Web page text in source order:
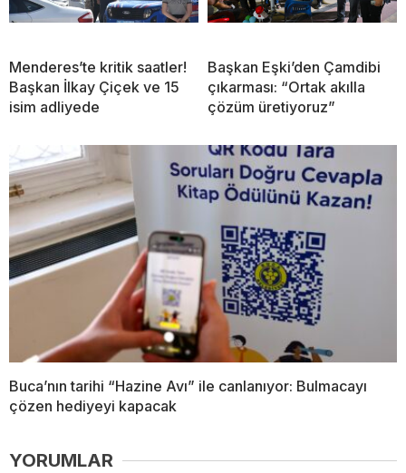
Menderes’te kritik saatler!
Başkan İlkay Çiçek ve 15
isim adliyede
Başkan Eşki’den Çamdibi
çıkarması: “Ortak akılla
çözüm üretiyoruz”
Buca’nın tarihi “Hazine Avı” ile canlanıyor: Bulmacayı
çözen hediyeyi kapacak
YORUMLAR